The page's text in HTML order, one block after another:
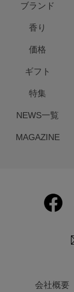
ブランド
香り
価格
ギフト
特集
NEWS一覧
MAGAZINE
会社概要